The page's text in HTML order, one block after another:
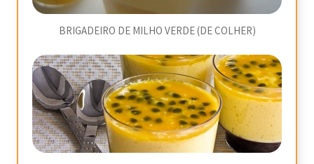
BRIGADEIRO DE MILHO VERDE (DE COLHER)